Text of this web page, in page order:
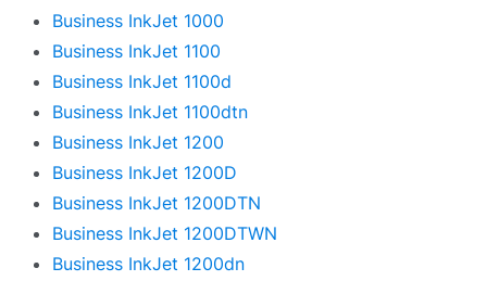
Business InkJet 1000
Business InkJet 1100
Business InkJet 1100d
Business InkJet 1100dtn
Business InkJet 1200
Business InkJet 1200D
Business InkJet 1200DTN
Business InkJet 1200DTWN
Business InkJet 1200dn